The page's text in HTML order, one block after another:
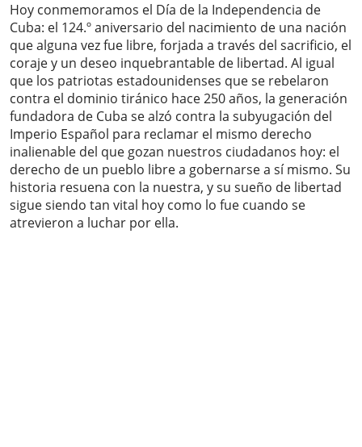
Hoy conmemoramos el Día de la Independencia de
Cuba: el 124.º aniversario del nacimiento de una nación
que alguna vez fue libre, forjada a través del sacrificio, el
coraje y un deseo inquebrantable de libertad. Al igual
que los patriotas estadounidenses que se rebelaron
contra el dominio tiránico hace 250 años, la generación
fundadora de Cuba se alzó contra la subyugación del
Imperio Español para reclamar el mismo derecho
inalienable del que gozan nuestros ciudadanos hoy: el
derecho de un pueblo libre a gobernarse a sí mismo. Su
historia resuena con la nuestra, y su sueño de libertad
sigue siendo tan vital hoy como lo fue cuando se
atrevieron a luchar por ella.